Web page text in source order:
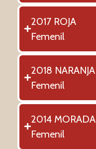
2017 ROJA
Femenil
2018 NARANJA
Femenil
2014 MORADA
Femenil